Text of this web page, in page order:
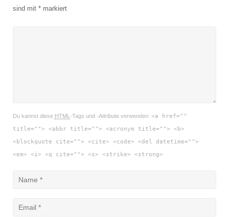
sind mit *markiert
Du kannst diese HTML -Tags und -Attribute verwenden: <a href=""
title=""> <abbr title=""> <acronym title=""> <b>
<blockquote cite=""> <cite> <code> <del datetime="">
<em> <i> <q cite=""> <s> <strike> <strong>